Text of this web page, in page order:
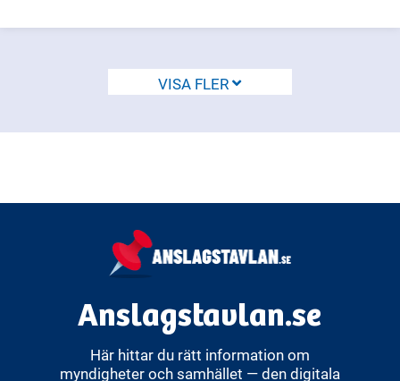
VISA FLER
Anslagstavlan.se
Här hittar du rätt information om
myndigheter och samhället — den digitala